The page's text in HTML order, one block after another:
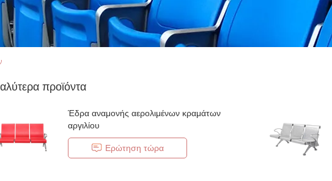
προϊόντα
Έδρα αναμονής αερολιμένων κραμάτων
αργιλίου
Ερώτηση τώρα